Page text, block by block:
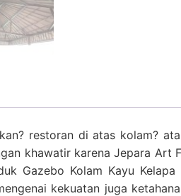
restoran di atas kolam?
khawatir karena Jepara Art
Gazebo Kolam Kayu
kekuatan juga